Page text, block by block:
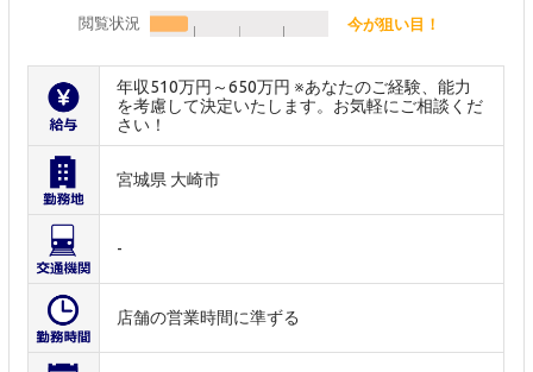
閲覧状況 今が狙い目！
年収510万円～650万円 ※あなたのご経験、能力
を考慮して決定いたします。お気軽にご相談くだ
さい！
宮城県 大崎市
-
店舗の営業時間に準ずる